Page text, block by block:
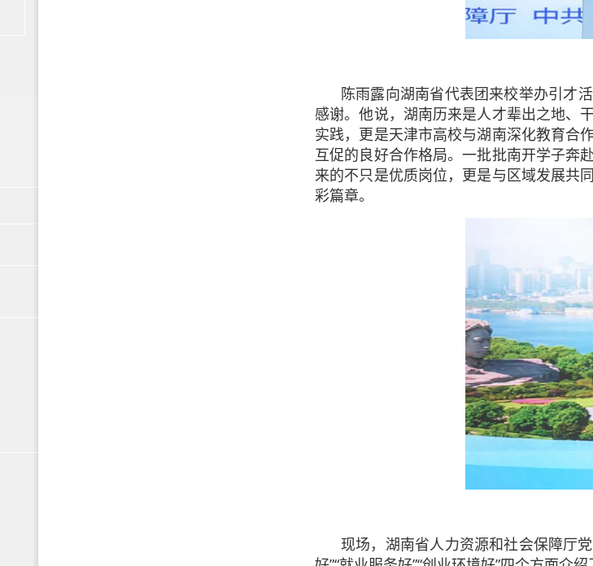
陈雨露向湖南省代表团来校举办引才
感谢。他说，湖南历来是人才辈出之地、
实践，更是天津市高校与湖南深化教育合
互促的良好合作格局。一批批南开学子奔
来的不只是优质岗位，更是与区域发展共
彩篇章。
现场，湖南省人力资源和社会保障厅